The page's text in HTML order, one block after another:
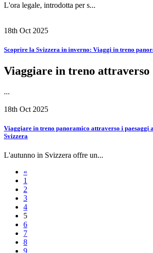
L'ora legale, introdotta per s...
18th Oct 2025
Scoprire la Svizzera in inverno: Viaggi in treno
Viaggiare in treno attraverso
...
18th Oct 2025
Viaggiare in treno panoramico attraverso i paesaggi
Svizzera
L'autunno in Svizzera offre un...
«
1
2
3
4
5
6
7
8
9